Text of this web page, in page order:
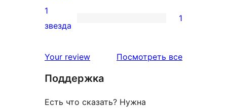
отзыв
2-
звездный
1
звездный
1
звезда
1
Your review Посмотреть всеотзывы
Поддержка
Есть что сказать? Нужна